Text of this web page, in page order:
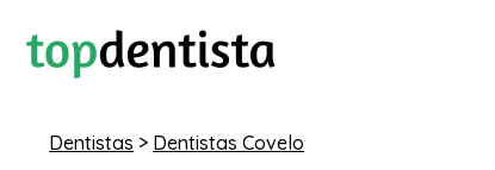
Dentistas > Dentistas Covelo